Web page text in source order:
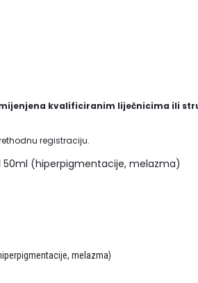
kvalificiranim liječnicima ili
registraciju.
melazma)